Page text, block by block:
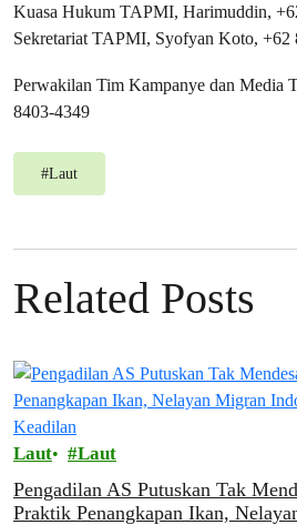
Kuasa Hukum TAPMI, Harimuddin,
Sekretariat TAPMI, Syofyan Koto, ‪+62
Perwakilan Tim Kampanye dan Media
8403-4349
#Laut
Related Posts
Laut Laut
Pengadilan AS Putuskan Tak
Praktik Penangkapan Ikan,